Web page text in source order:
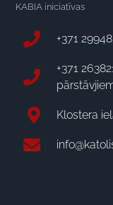
KABIA iniciatīvas
+371
+371
Klostera